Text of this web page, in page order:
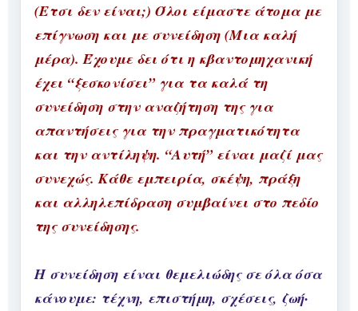
(Ετσι δεν είναι;) Όλοι είμαστε άτομα με
επίγνωση και με συνείδηση (Μια καλή
μέρα). Έχουμε δει ότι η κβαντομηχανική
έχει “ξεσκονίσει” για τα καλά τη
συνείδηση στην αναζήτηση της για
απαντήσεις για την πραγματικότητα
και την αντίληψη. “Αυτή” είναι μαζί μας
συνεχώς. Κάθε εμπειρία, σκέψη, πράξη
και αλληλεπίδραση συμβαίνει στο πεδίο
της συνείδησης.
Η συνείδηση είναι θεμελιώδης σε όλα όσα
κάνουμε: τέχνη, επιστήμη, σχέσεις, ζωή·